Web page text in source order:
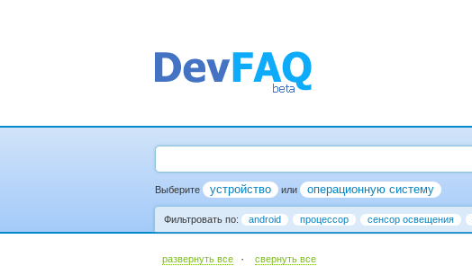
Выберите устройство или операционную систему
Фильтровать по: android процессор сенсор освещения
развернуть все · cвернуть все